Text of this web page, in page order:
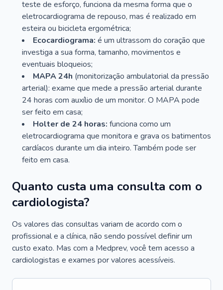
teste de esforço, funciona da mesma forma que o
eletrocardiograma de repouso, mas é realizado em
esteira ou bicicleta ergométrica;
Ecocardiograma: é um ultrassom do coração que
investiga a sua forma, tamanho, movimentos e
eventuais bloqueios;
MAPA 24h (monitorização ambulatorial da pressão
arterial): exame que mede a pressão arterial durante
24 horas com auxílio de um monitor. O MAPA pode
ser feito em casa;
Holter de 24 horas: funciona como um
eletrocardiograma que monitora e grava os batimentos
cardíacos durante um dia inteiro. Também pode ser
feito em casa.
Quanto custa uma consulta com o
cardiologista?
Os valores das consultas variam de acordo com o
profissional e a clínica, não sendo possível definir um
custo exato. Mas com a Medprev, você tem acesso a
cardiologistas e exames por valores acessíveis.